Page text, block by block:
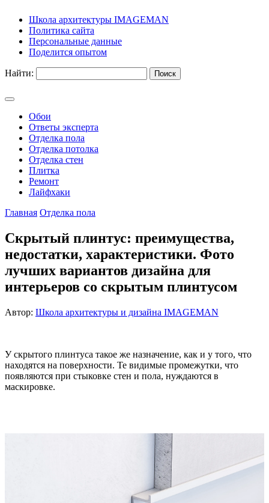
Школа архитектуры IMAGEMAN
Политика сайта
Персональные данные
Поделится опытом
Найти:
Обои
Ответы эксперта
Отделка пола
Отделка потолка
Отделка стен
Плитка
Ремонт
Лайфхаки
Главная Отделка пола
Скрытый плинтус: преимущества,
недостатки, характеристики. Фото
лучших вариантов дизайна для
интерьеров со скрытым плинтусом
Автор: Школа архитектуры и дизайна IMAGEMAN
У скрытого плинтуса такое же назначение, как и у того, что
находятся на поверхности. Те видимые промежутки, что
появляются при стыковке стен и пола, нуждаются в
маскировке.